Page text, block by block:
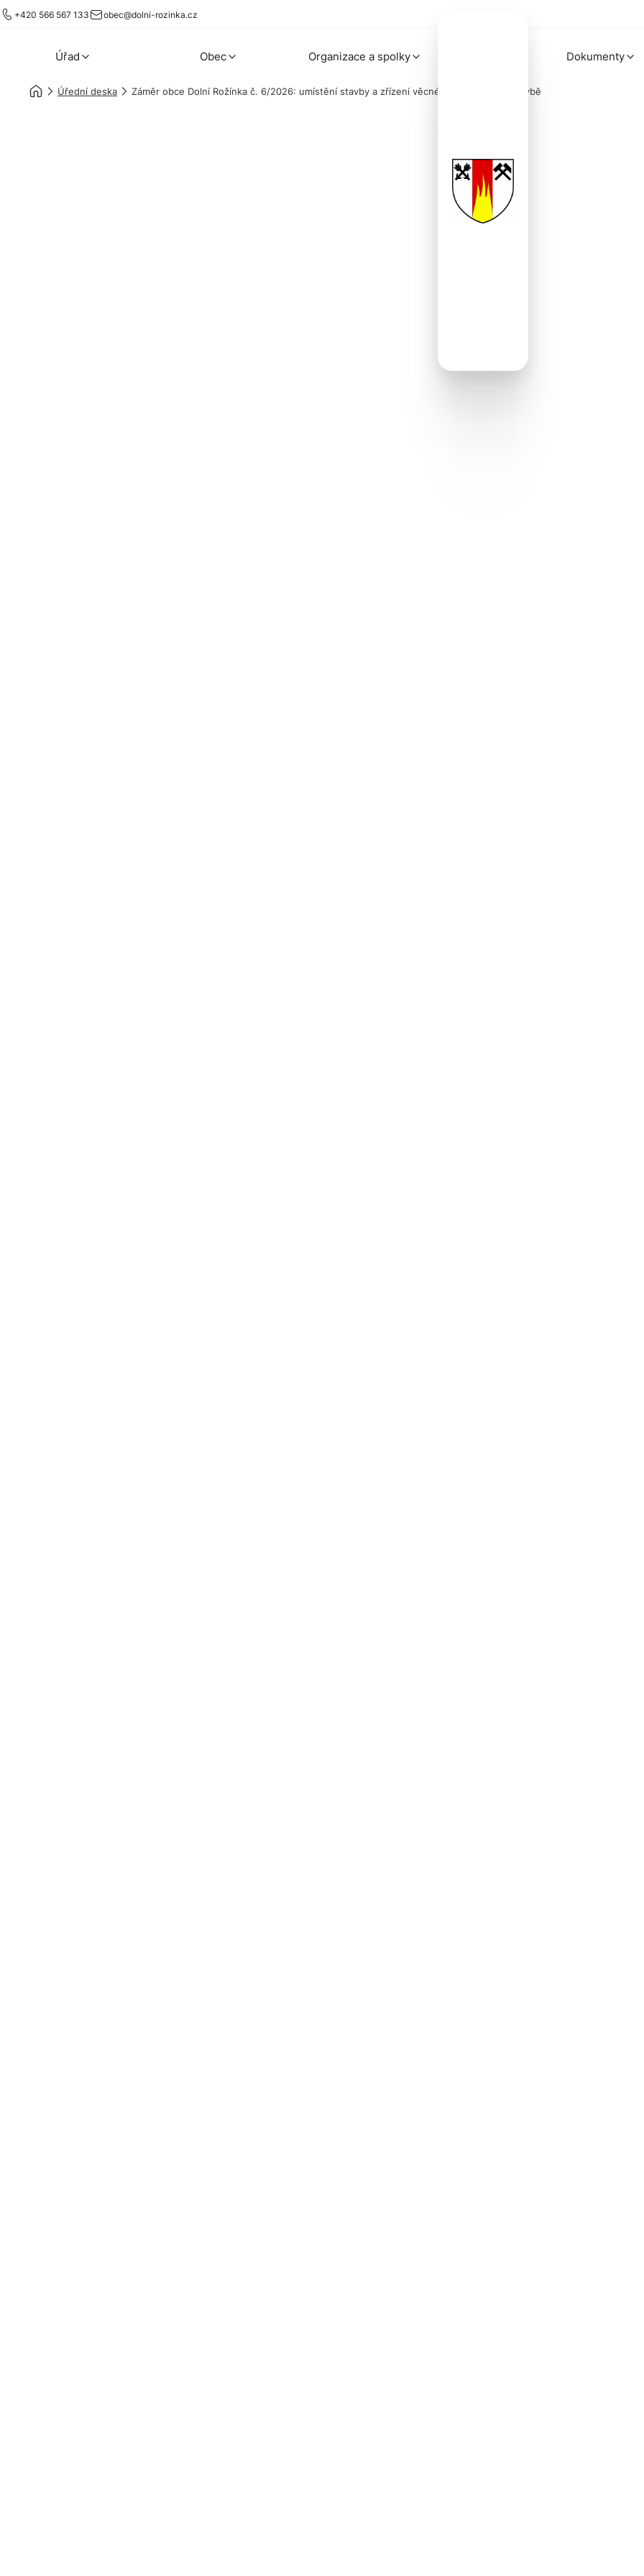
+420 566 567 133 obec@dolni-rozinka.cz
Úřad Obec Organizace a spolky Dokumenty
Úřední deska Záměr obce Dolní Rožínka č. 6/2026: umístění stavby a zřízení věcného břemene ke stavbě